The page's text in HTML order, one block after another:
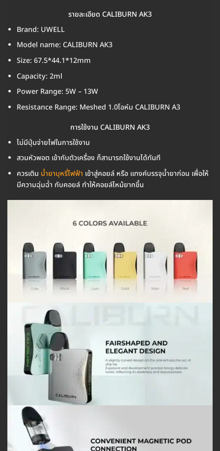
รายละเอียด CALIBURN AK3
Brand: UWELL
Model name: CALIBURN AK3
Size: 67.5*44.1*12mm
Capacity: 2ml
Power Range: 5W – 13W
Resistance Range: Meshed 1.0โอห์ม CALIBURN A3
การใช้งาน CALIBURN AK3
ไม่มีปุ่มจ่ายไฟในการใช้งาน
สวมหัวพอต เข้ากับตัวเครื่อง ก็สามารถใช้งานได้ทันที
ควรเติม น้ำยาบุหรี่ไฟฟ้า เข้าสู่คอยล์ หรือ แทงค์บรรจุน้ำยาก่อน เพื่อให้
มีความฉุ่มฉ่ำ กับคอยล์ ทำให้คอยล์ไหม้ยากขึ้น